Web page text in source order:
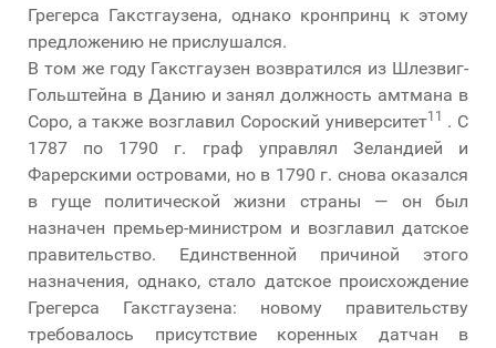
Грегерса Гакстгаузена, однако кронпринц к этому
предложению не прислушался.
В том же году Гакстгаузен возвратился из Шлезвиг-
Гольштейна в Данию и занял должность амтмана в
Соро, а также возглавил Сороский университет11
. С
1787 по 1790 г. граф управлял Зеландией и
Фарерскими островами, но в 1790 г. снова оказался
в гуще политической жизни страны — он был
назначен премьер-министром и возглавил датское
правительство. Единственной причиной этого
назначения, однако, стало датское происхождение
Грегерса Гакстгаузена: новому правительству
требовалось присутствие коренных датчан в